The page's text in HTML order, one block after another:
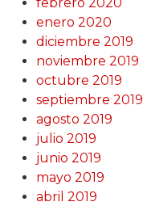
enero 2020
diciembre 2019
noviembre 2019
octubre 2019
septiembre 2019
agosto 2019
julio 2019
junio 2019
mayo 2019
abril 2019